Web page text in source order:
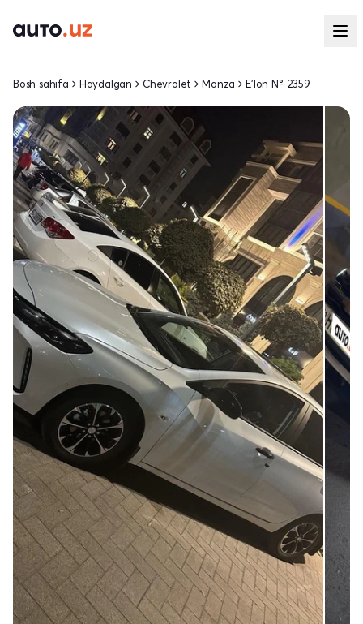
Bosh sahifa Haydalgan Chevrolet Monza E'lon № 2359